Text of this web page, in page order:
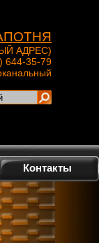
АДРЕС)
644-35-79
Контакты